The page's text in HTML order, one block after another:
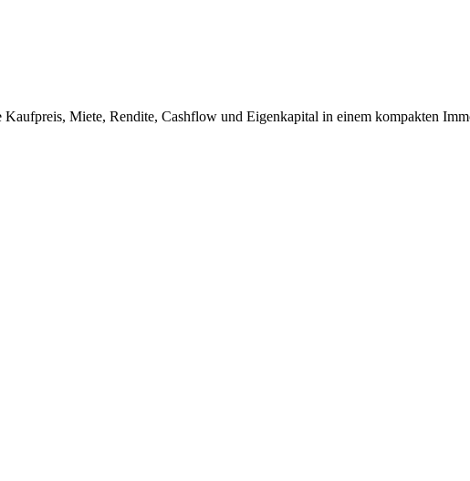
Miete, Rendite, Cashflow und Eigenkapital in einem kompakten